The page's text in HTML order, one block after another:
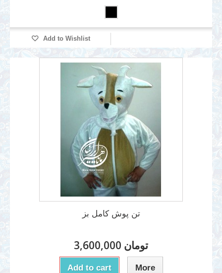
Add to Wishlist
تن پوش کامل بز
3,600,000 تومان
Add to cart More